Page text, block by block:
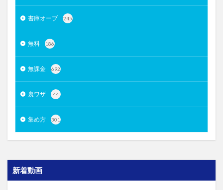
書庫オーブ 245
無料 186
無課金 692
裏ワザ 44
集め方 301
新着動画